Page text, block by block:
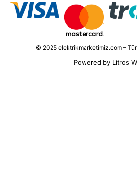
© 2025 elektrikmarketimiz.com –
Powered by Litros